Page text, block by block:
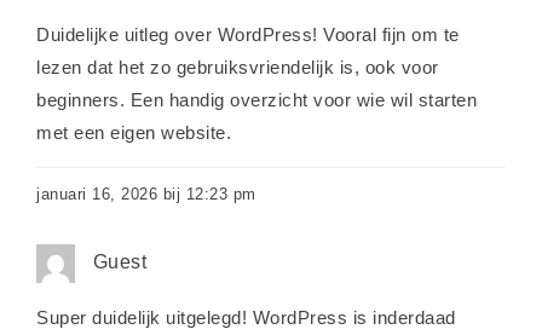
Duidelijke uitleg over WordPress! Vooral fijn om te
lezen dat het zo gebruiksvriendelijk is, ook voor
beginners. Een handig overzicht voor wie wil starten
met een eigen website.
januari 16, 2026 bij 12:23 pm
Guest
Super duidelijk uitgelegd! WordPress is inderdaad